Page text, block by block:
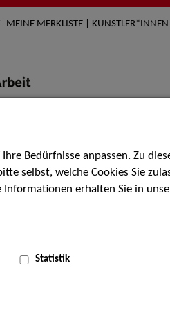
MEINE MERKLISTE | KÜNSTLER*INNEN
Über uns Aktuelles
Bedürfnisse anpassen. Zu
selbst, welche Cookies Sie
erhalten Sie in
Statistik